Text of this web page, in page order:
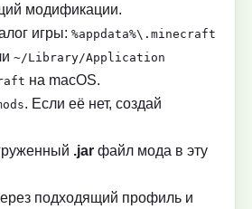
модификации.
игры: %appdata%\.minecraft
~/Library/Application
на macOS.
. Если её нет, создай
.jar файл мода в эту
подходящий профиль и